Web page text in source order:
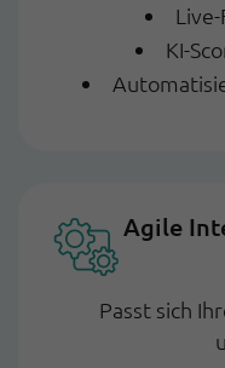
KI-
Agile
Passt sich